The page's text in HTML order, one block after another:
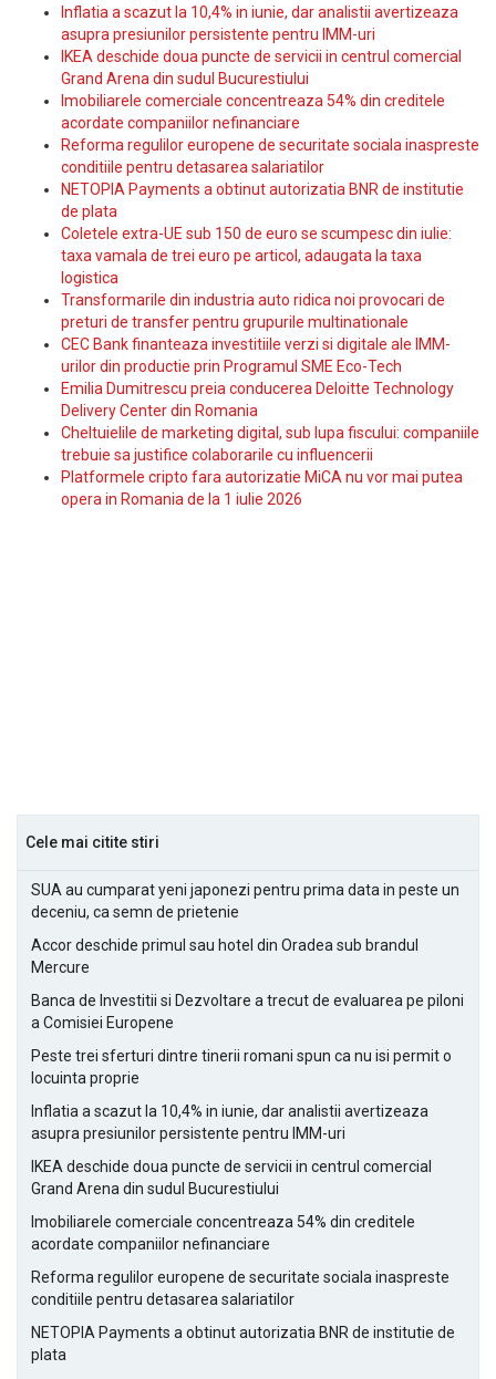
Inflatia a scazut la 10,4% in iunie, dar analistii avertizeaza
asupra presiunilor persistente pentru IMM-uri
IKEA deschide doua puncte de servicii in centrul comercial
Grand Arena din sudul Bucurestiului
Imobiliarele comerciale concentreaza 54% din creditele
acordate companiilor nefinanciare
Reforma regulilor europene de securitate sociala inaspreste
conditiile pentru detasarea salariatilor
NETOPIA Payments a obtinut autorizatia BNR de institutie
de plata
Coletele extra-UE sub 150 de euro se scumpesc din iulie:
taxa vamala de trei euro pe articol, adaugata la taxa
logistica
Transformarile din industria auto ridica noi provocari de
preturi de transfer pentru grupurile multinationale
CEC Bank finanteaza investitiile verzi si digitale ale IMM-
urilor din productie prin Programul SME Eco-Tech
Emilia Dumitrescu preia conducerea Deloitte Technology
Delivery Center din Romania
Cheltuielile de marketing digital, sub lupa fiscului: companiile
trebuie sa justifice colaborarile cu influencerii
Platformele cripto fara autorizatie MiCA nu vor mai putea
opera in Romania de la 1 iulie 2026
Cele mai citite stiri
SUA au cumparat yeni japonezi pentru prima data in peste un
deceniu, ca semn de prietenie
Accor deschide primul sau hotel din Oradea sub brandul
Mercure
Banca de Investitii si Dezvoltare a trecut de evaluarea pe piloni
a Comisiei Europene
Peste trei sferturi dintre tinerii romani spun ca nu isi permit o
locuinta proprie
Inflatia a scazut la 10,4% in iunie, dar analistii avertizeaza
asupra presiunilor persistente pentru IMM-uri
IKEA deschide doua puncte de servicii in centrul comercial
Grand Arena din sudul Bucurestiului
Imobiliarele comerciale concentreaza 54% din creditele
acordate companiilor nefinanciare
Reforma regulilor europene de securitate sociala inaspreste
conditiile pentru detasarea salariatilor
NETOPIA Payments a obtinut autorizatia BNR de institutie de
plata